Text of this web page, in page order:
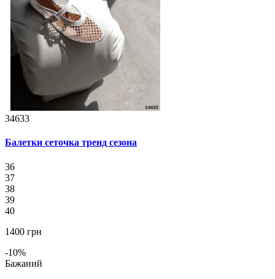
34633
Балетки сеточка тренд сезона
36
37
38
39
40
1400 грн
-10%
Бажаний